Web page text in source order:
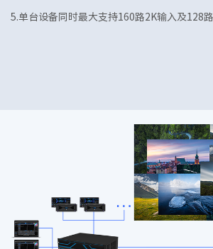
5.单台设备同时最大支持160路2K输入及128